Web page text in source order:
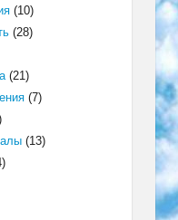
(10)
(28)
(21)
(7)
(13)